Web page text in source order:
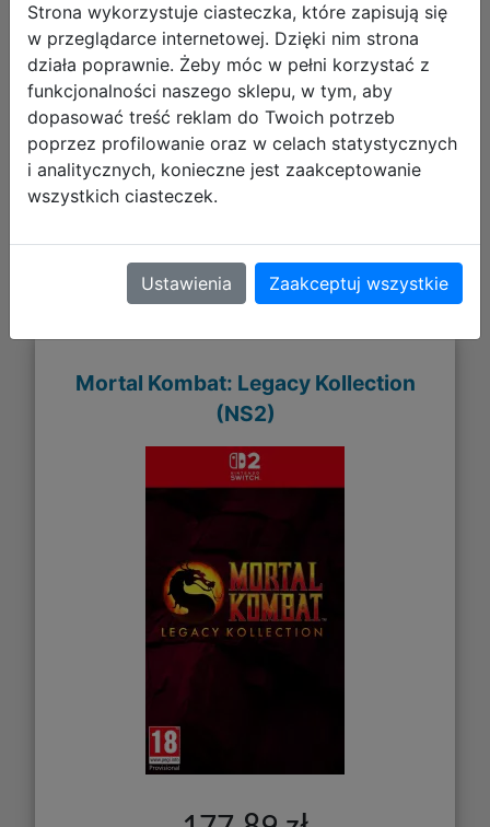
128,90 zł
DO KOSZYKA
Galeria zdjęć
Mortal Kombat: Legacy Kollection
(NS2)
Strona wykorzystuje ciasteczka, które zapisują się
w przeglądarce internetowej. Dzięki nim strona
działa poprawnie. Żeby móc w pełni korzystać z
funkcjonalności naszego sklepu, w tym, aby
dopasować treść reklam do Twoich potrzeb
poprzez profilowanie oraz w celach statystycznych
i analitycznych, konieczne jest zaakceptowanie
wszystkich ciasteczek.
Ustawienia Zaakceptuj wszystkie